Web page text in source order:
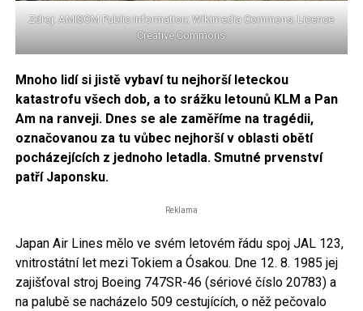
Zdroj: AMISOM Public Information; Wikimedia Commons; Licence
Creative Commons
Mnoho lidí si jistě vybaví tu nejhorší leteckou
katastrofu všech dob, a to srážku letounů KLM a Pan
Am na ranveji. Dnes se ale zaměříme na tragédii,
označovanou za tu vůbec nejhorší v oblasti obětí
pocházejících z jednoho letadla. Smutné prvenství
patří Japonsku.
Reklama
Japan Air Lines mělo ve svém letovém řádu spoj JAL 123,
vnitrostátní let mezi Tokiem a Ósakou. Dne 12. 8. 1985 jej
zajišťoval stroj Boeing 747SR-46 (sériové číslo 20783) a
na palubě se nacházelo 509 cestujících, o něž pečovalo